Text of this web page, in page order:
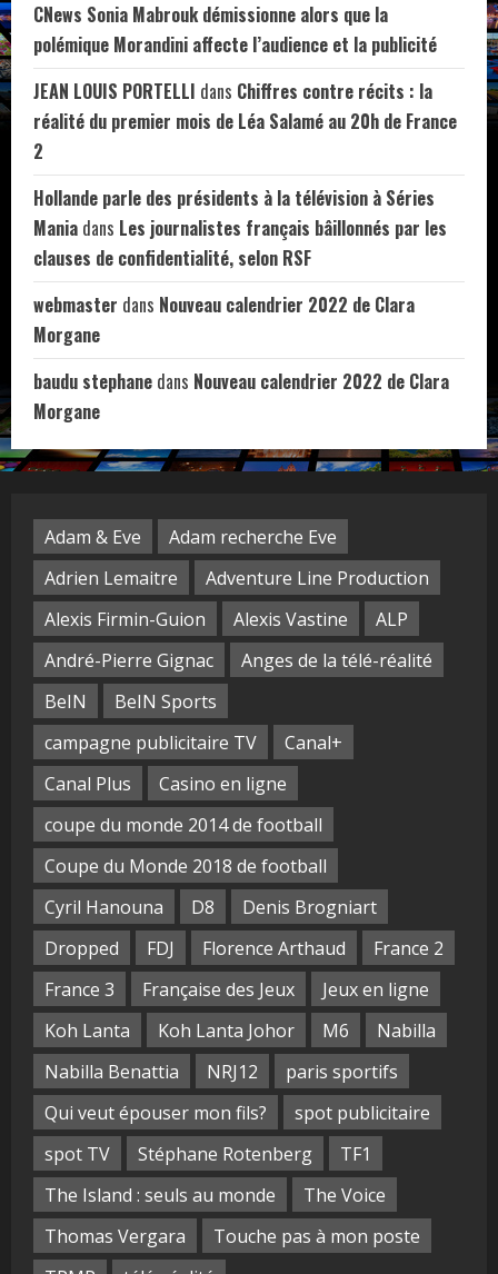
CNews Sonia Mabrouk démissionne alors que la
polémique Morandini affecte l’audience et la publicité
JEAN LOUIS PORTELLI dans Chiffres contre récits : la
réalité du premier mois de Léa Salamé au 20h de France
2
Hollande parle des présidents à la télévision à Séries
Mania dans Les journalistes français bâillonnés par les
clauses de confidentialité, selon RSF
webmaster dans Nouveau calendrier 2022 de Clara
Morgane
baudu stephane dans Nouveau calendrier 2022 de Clara
Morgane
Adam & Eve
Adam recherche Eve
Adrien Lemaitre
Adventure Line Production
Alexis Firmin-Guion
Alexis Vastine
ALP
André-Pierre Gignac
Anges de la télé-réalité
BeIN
BeIN Sports
campagne publicitaire TV
Canal+
Canal Plus
Casino en ligne
coupe du monde 2014 de football
Coupe du Monde 2018 de football
Cyril Hanouna
D8
Denis Brogniart
Dropped
FDJ Florence Arthaud
France 2
France 3
Française des Jeux
Jeux en ligne
Koh Lanta
Koh Lanta Johor M6
Nabilla
Nabilla Benattia
NRJ12
paris sportifs
Qui veut épouser mon fils?
spot publicitaire
spot TV
Stéphane Rotenberg
TF1
The Island : seuls au monde
The Voice
Thomas Vergara
Touche pas à mon poste